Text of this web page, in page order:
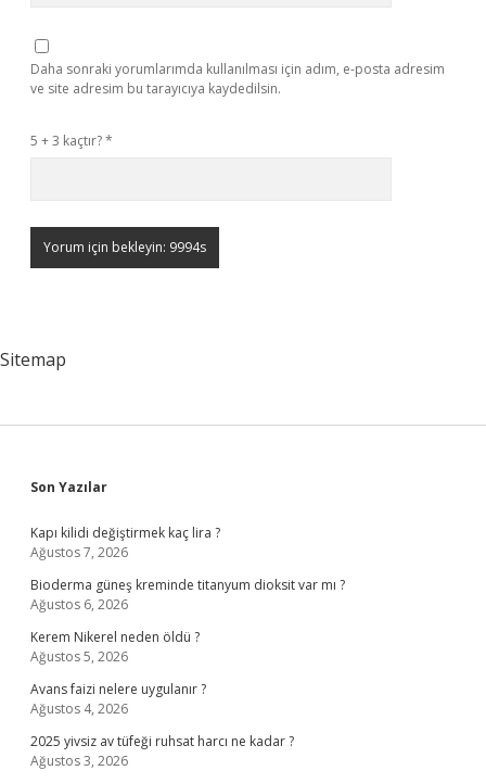
Daha sonraki yorumlarımda kullanılması için adım, e-posta adresim
ve site adresim bu tarayıcıya kaydedilsin.
5 + 3 kaçtır?*
Sitemap
Sidebar
Son Yazılar
Kapı kilidi değiştirmek kaç lira ?
Ağustos 7, 2026
Bioderma güneş kreminde titanyum dioksit var mı ?
Ağustos 6, 2026
Kerem Nikerel neden öldü ?
Ağustos 5, 2026
Avans faizi nelere uygulanır ?
Ağustos 4, 2026
2025 yivsiz av tüfeği ruhsat harcı ne kadar ?
Ağustos 3, 2026